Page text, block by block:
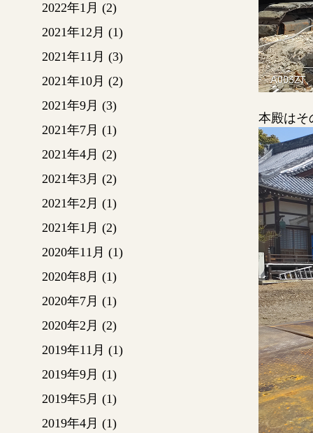
2022年1月 (2)
2021年12月 (1)
2021年11月 (3)
2021年10月 (2)
2021年9月 (3)
2021年7月 (1)
2021年4月 (2)
2021年3月 (2)
2021年2月 (1)
2021年1月 (2)
2020年11月 (1)
2020年8月 (1)
2020年7月 (1)
2020年2月 (2)
2019年11月 (1)
2019年9月 (1)
2019年5月 (1)
2019年4月 (1)
本殿はそ